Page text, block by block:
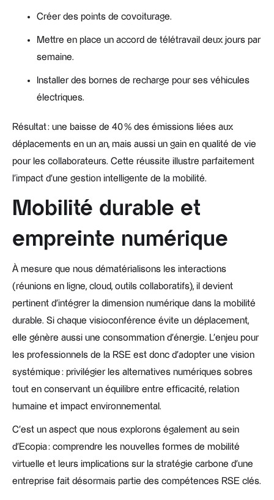
Créer des points de covoiturage.
Mettre en place un accord de télétravail deux jours par
semaine.
Installer des bornes de recharge pour ses véhicules
électriques.
Résultat : une baisse de 40 % des émissions liées aux
déplacements en un an, mais aussi un gain en qualité de vie
pour les collaborateurs. Cette réussite illustre parfaitement
l’impact d’une gestion intelligente de la mobilité.
Mobilité durable et
empreinte numérique
À mesure que nous dématérialisons les interactions
(réunions en ligne, cloud, outils collaboratifs), il devient
pertinent d’intégrer la dimension numérique dans la mobilité
durable. Si chaque visioconférence évite un déplacement,
elle génère aussi une consommation d’énergie. L’enjeu pour
les professionnels de la RSE est donc d’adopter une vision
systémique : privilégier les alternatives numériques sobres
tout en conservant un équilibre entre efficacité, relation
humaine et impact environnemental.
C’est un aspect que nous explorons également au sein
d’Ecopia : comprendre les nouvelles formes de mobilité
virtuelle et leurs implications sur la stratégie carbone d’une
entreprise fait désormais partie des compétences RSE clés.